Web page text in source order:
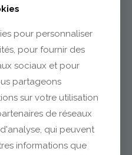
Ferrand
42 18 38
sa.fr
pour personnaliser
pour fournir des
sociaux et pour
partageons
sur votre utilisation
de réseaux
qui peuvent
informations que